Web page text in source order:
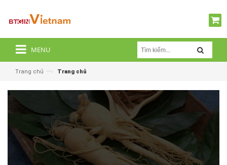
MENU
Trang chủ —› Trang chủ